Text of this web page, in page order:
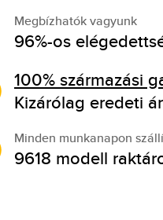
Megbízhatók vagyunk
96%-os
100% származási
Kizárólag eredeti
Minden munkanapon
9618 modell